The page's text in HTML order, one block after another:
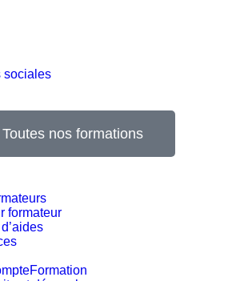
sociales
Toutes nos formations
formateur